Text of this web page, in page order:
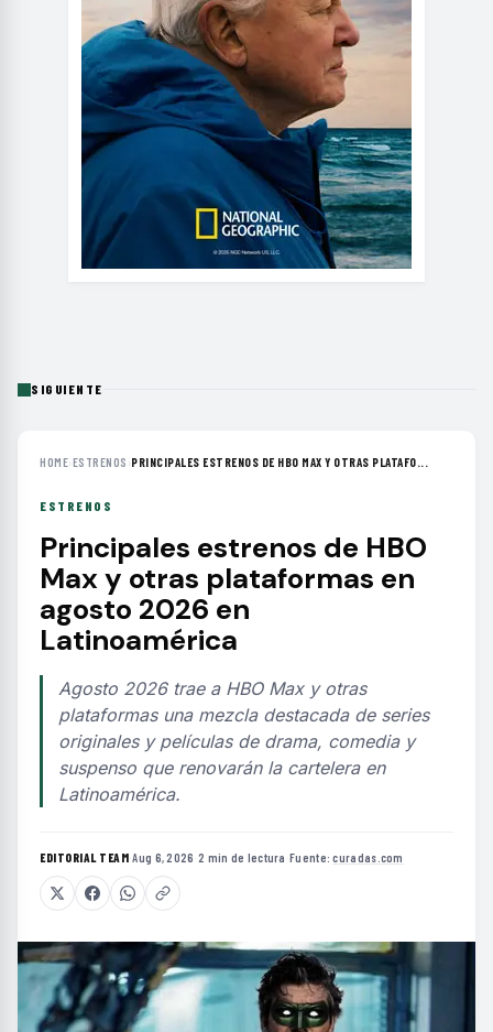
SIGUIENTE
HOME›ESTRENOS ›PRINCIPALES ESTRENOS DE HBO MAX Y OTRAS PLATAFO...
ESTRENOS
Principales estrenos de HBO
Max y otras plataformas en
agosto 2026 en
Latinoamérica
Agosto 2026 trae a HBO Max y otras
plataformas una mezcla destacada de series
originales y películas de drama, comedia y
suspenso que renovarán la cartelera en
Latinoamérica.
EDITORIAL TEAM·Aug 6, 2026 ·2 min de lectura ·Fuente:curadas.com